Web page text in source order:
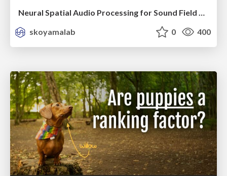
Neural Spatial Audio Processing for Sound Field Analysis and Control
skoyamalab
0 400